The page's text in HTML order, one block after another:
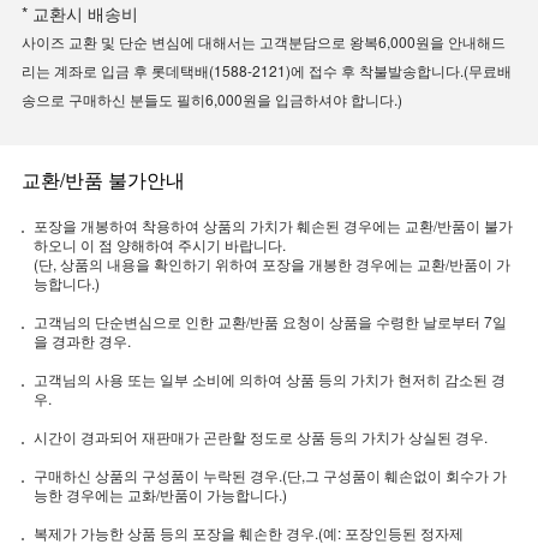
* 교환시 배송비
사이즈 교환 및 단순 변심에 대해서는 고객분담으로 왕복6,000원을 안내해드
리는 계좌로 입금 후 롯데택배(1588-2121)에 접수 후 착불발송합니다.(무료배
송으로 구매하신 분들도 필히6,000원을 입금하셔야 합니다.)
교환/반품 불가안내
포장을 개봉하여 착용하여 상품의 가치가 훼손된 경우에는 교환/반품이 불가
하오니 이 점 양해하여 주시기 바랍니다.
(단, 상품의 내용을 확인하기 위하여 포장을 개봉한 경우에는 교환/반품이 가
능합니다.)
고객님의 단순변심으로 인한 교환/반품 요청이 상품을 수령한 날로부터 7일
을 경과한 경우.
고객님의 사용 또는 일부 소비에 의하여 상품 등의 가치가 현저히 감소된 경
우.
시간이 경과되어 재판매가 곤란할 정도로 상품 등의 가치가 상실된 경우.
구매하신 상품의 구성품이 누락된 경우.(단,그 구성품이 훼손없이 회수가 가
능한 경우에는 교화/반품이 가능합니다.)
복제가 가능한 상품 등의 포장을 훼손한 경우.(예: 포장인등된 정자제